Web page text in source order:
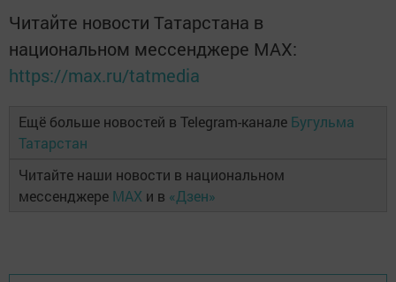
Читайте новости Татарстана в
национальном мессенджере MАХ:
https://max.ru/tatmedia
Ещё больше новостей в Telegram-канале Бугульма
Татарстан
Читайте наши новости в национальном
мессенджере MAX и в «Дзен»